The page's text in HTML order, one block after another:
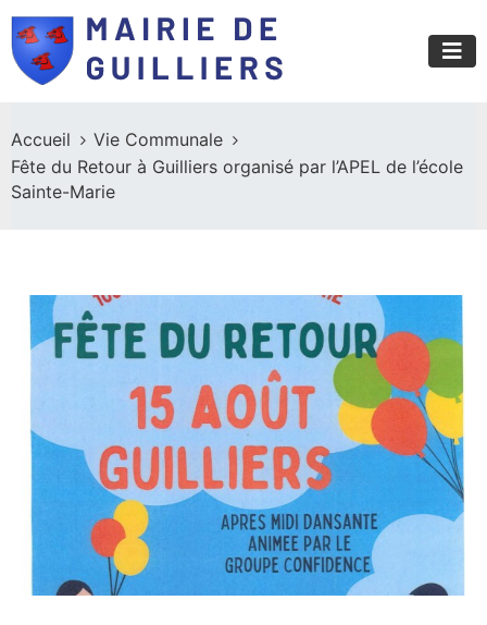
Accueil
Vie Communale
Fête du Retour à Guilliers organisé par l’APEL de l’école
Sainte-Marie